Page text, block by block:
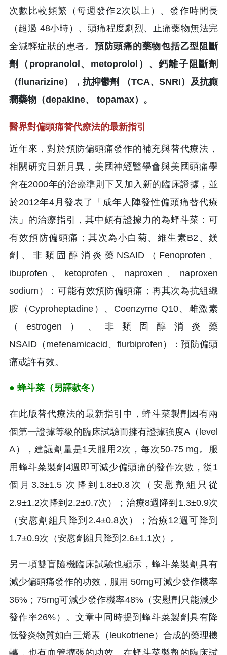
次數比較頻繁（每週發作2次以上）、發作時間長
（超過 48小時）、頭痛程度劇烈、止痛藥物無法完
全減輕症狀的患者。 預防頭痛的藥物包括乙型阻斷
劑（propranolol、metoprolol）、鈣離子阻斷劑
（flunarizine），抗抑鬱劑 （TCA、SNRI）及抗癲
癇藥物（depakine、 topamax）。
醫界對偏頭痛替代療法的最新指引
近年來，對於預防偏頭痛發作的補充與替代療法，
相關研究日新月異，美國神經醫學會與美國頭痛學
會在2000年的治療準則下又加入新的臨床證據，並
於2012年4月發表了「成年人陣發性偏頭痛替代療
法」的治療指引，其中頗有證據力的為蜂斗菜：可
有效預防偏頭痛；其次為小白菊、維生素B2、鎂
劑、非類固醇消炎藥NSAID（Fenoprofen、
ibuprofen、ketoprofen、naproxen、naproxen
sodium）：可能有效預防偏頭痛；再其次為抗組織
胺（Cyproheptadine）、Coenzyme Q10、雌激素
（estrogen）、非類固醇消炎藥
NSAID（mefenamicacid、flurbiprofen）：預防偏頭
痛或許有效。
● 蜂斗菜（另譯款冬）
在此版替代療法的最新指引中，蜂斗菜製劑因有兩
個第一證據等級的臨床試驗而擁有證據強度A（level
A），建議劑量是1天服用2次，每次50-75 mg。服
用蜂斗菜製劑4週即可減少偏頭痛的發作次數，從1
個月3.3±1.5 次降到1.8±0.8次（安慰劑組只從
2.9±1.2次降到2.2±0.7次）；治療8週降到1.3±0.9次
（安慰劑組只降到2.4±0.8次）；治療12週可降到
1.7±0.9次（安慰劑組只降到2.6±1.1次）。
另一項雙盲隨機臨床試驗也顯示，蜂斗菜製劑具有
減少偏頭痛發作的功效，服用 50mg可減少發作機率
36%；75mg可減少發作機率48%（安慰劑只能減少
發作率26%）。文章中同時提到蜂斗菜製劑具有降
低發炎物質如白三烯素（leukotriene）合成的藥理機